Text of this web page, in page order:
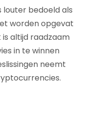
louter bedoeld als
worden opgevat
is altijd raadzaam
in te winnen
neemt